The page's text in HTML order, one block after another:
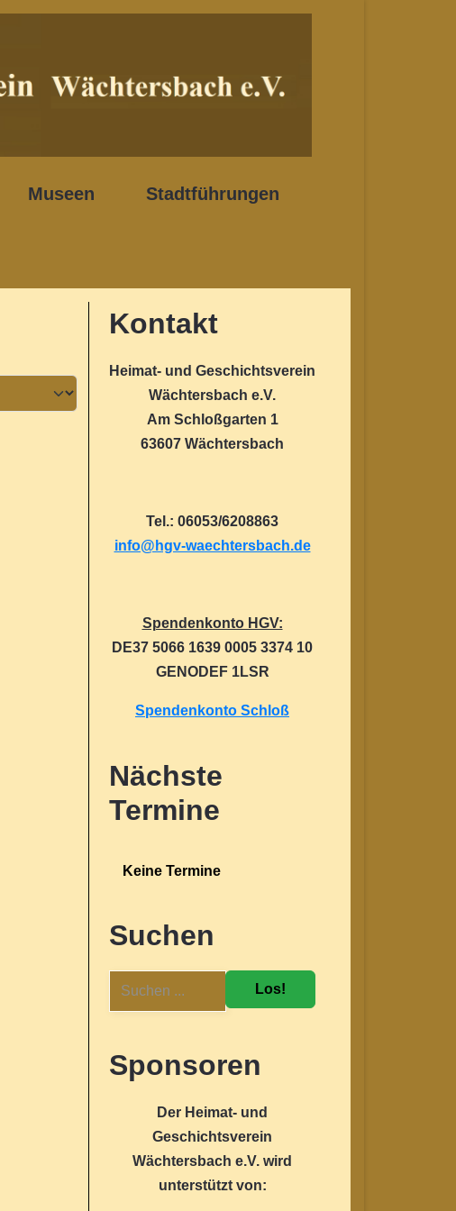
Museen Stadtführungen
Kontakt
Heimat- und Geschichtsverein
Wächtersbach e.V.
Am Schloßgarten 1
63607 Wächtersbach
Tel.: 06053/6208863
info@hgv-waechtersbach.de
Spendenkonto HGV:
DE37 5066 1639 0005 3374 10
GENODEF 1LSR
Spendenkonto Schloß
Nächste
Termine
Keine Termine
Suchen
Los!
Sponsoren
Der Heimat- und
Geschichtsverein
Wächtersbach e.V. wird
unterstützt von: